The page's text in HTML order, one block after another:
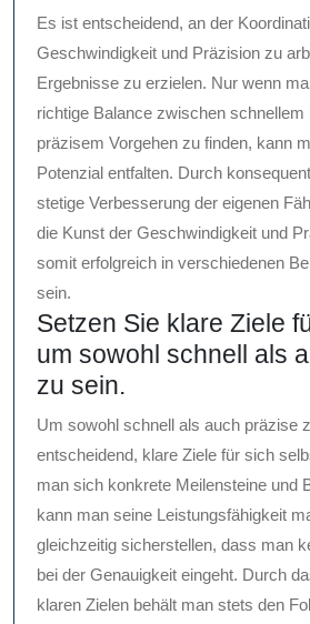
Es ist entscheidend, an der
Geschwindigkeit und Präzision zu
Ergebnisse zu erzielen. Nur wenn
richtige Balance zwischen schnellem
präzisem Vorgehen zu finden, kann
Potenzial entfalten. Durch
stetige Verbesserung der eigenen
die Kunst der Geschwindigkeit und
somit erfolgreich in verschiedenen
sein.
Setzen Sie klare Ziele
um sowohl schnell als
zu sein.
Um sowohl schnell als auch präzise
entscheidend, klare Ziele für sich
man sich konkrete Meilensteine und
kann man seine Leistungsfähigkeit
gleichzeitig sicherstellen, dass man
bei der Genauigkeit eingeht. Durch
klaren Zielen behält man stets den